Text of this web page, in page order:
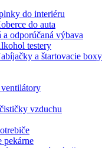
do interiéru
do auta
a odporúčaná výbava
testery
a štartovacie boxy
vzduchu
pekárne